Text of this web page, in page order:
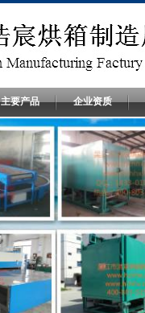
主要产品 企业资质